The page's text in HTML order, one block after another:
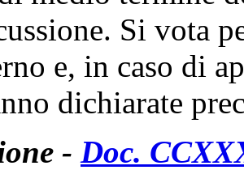
Si vota
e, in caso di
dichiarate
- Doc.